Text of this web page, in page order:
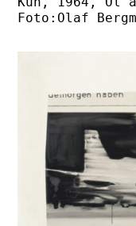
Foto:Olaf